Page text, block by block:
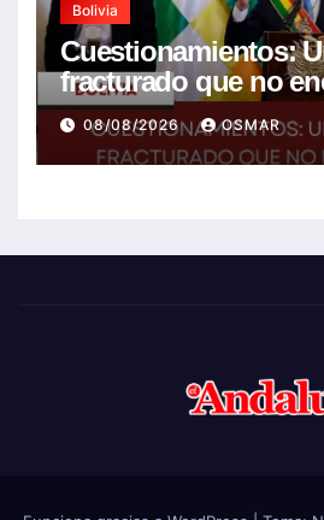
Bolivia
Cuestionamientos:
fracturado que no
soluciones a la crisis
08/08/2026 OSMAR